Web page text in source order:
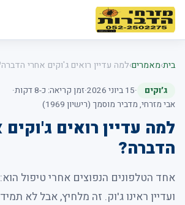
בית›מאמרים›למה עדיין רואים ג'וקים אחרי
ג׳וקים ·15 ביוני 2026 ·זמן קריאה: כ-8 דקות
·
אבי מזרחי, מדביר מוסמך (רישיון 1969)
למה עדיין רואים ג'וקים
הדברה?
אחד הטלפונים הנפוצים אחרי טיפול
ועדיין ראינו ג'וק. זה מלחיץ, אבל לא